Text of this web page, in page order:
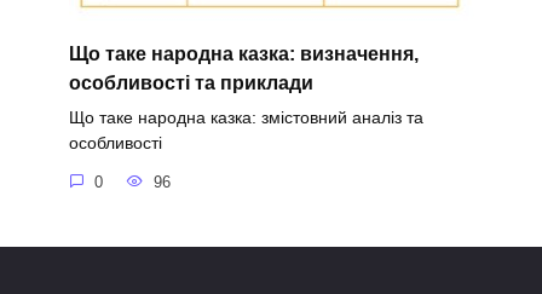
Що таке народна казка: визначення,
особливості та приклади
Що таке народна казка: змістовний аналіз та
особливості
0 96